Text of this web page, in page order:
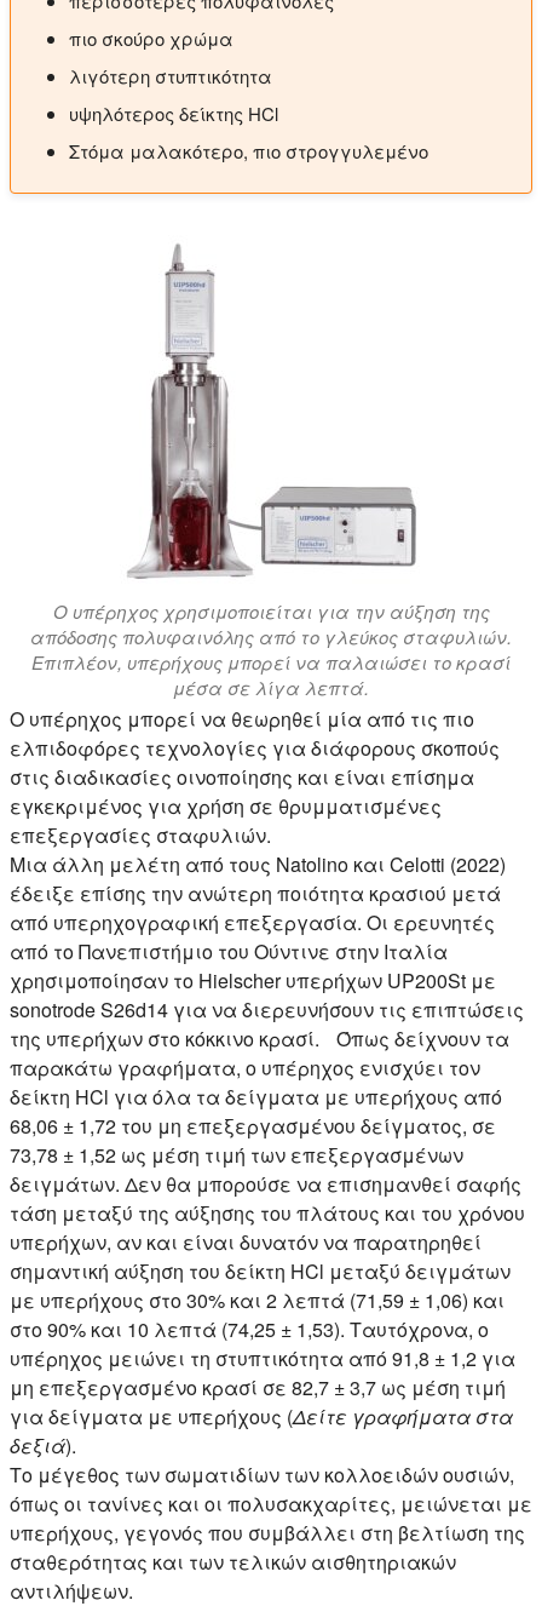
πιο σκούρο χρώμα
λιγότερη στυπτικότητα
υψηλότερος δείκτης HCl
Στόμα μαλακότερο, πιο στρογγυλεμένο
Ο υπέρηχος χρησιμοποιείται για την αύξηση της
απόδοσης πολυφαινόλης από το γλεύκος σταφυλιών.
Επιπλέον, υπερήχους μπορεί να παλαιώσει το κρασί
μέσα σε λίγα λεπτά.
Ο υπέρηχος μπορεί να θεωρηθεί μία από τις πιο
ελπιδοφόρες τεχνολογίες για διάφορους σκοπούς
στις διαδικασίες οινοποίησης και είναι επίσημα
εγκεκριμένος για χρήση σε θρυμματισμένες
επεξεργασίες σταφυλιών.
Μια άλλη μελέτη από τους Natolino και Celotti (2022)
έδειξε επίσης την ανώτερη ποιότητα κρασιού μετά
από υπερηχογραφική επεξεργασία. Οι ερευνητές
από το Πανεπιστήμιο του Ούντινε στην Ιταλία
χρησιμοποίησαν το Hielscher υπερήχων UP200St με
sonotrode S26d14 για να διερευνήσουν τις επιπτώσεις
της υπερήχων στο κόκκινο κρασί. Όπως δείχνουν τα
παρακάτω γραφήματα, ο υπέρηχος ενισχύει τον
δείκτη HCl για όλα τα δείγματα με υπερήχους από
68,06 ± 1,72 του μη επεξεργασμένου δείγματος, σε
73,78 ± 1,52 ως μέση τιμή των επεξεργασμένων
δειγμάτων. Δεν θα μπορούσε να επισημανθεί σαφής
τάση μεταξύ της αύξησης του πλάτους και του χρόνου
υπερήχων, αν και είναι δυνατόν να παρατηρηθεί
σημαντική αύξηση του δείκτη HCl μεταξύ δειγμάτων
με υπερήχους στο 30% και 2 λεπτά (71,59 ± 1,06) και
στο 90% και 10 λεπτά (74,25 ± 1,53). Ταυτόχρονα, ο
υπέρηχος μειώνει τη στυπτικότητα από 91,8 ± 1,2 για
μη επεξεργασμένο κρασί σε 82,7 ± 3,7 ως μέση τιμή
για δείγματα με υπερήχους (Δείτε γραφήματα στα
δεξιά).
Το μέγεθος των σωματιδίων των κολλοειδών ουσιών,
όπως οι τανίνες και οι πολυσακχαρίτες, μειώνεται με
υπερήχους, γεγονός που συμβάλλει στη βελτίωση της
σταθερότητας και των τελικών αισθητηριακών
αντιλήψεων.